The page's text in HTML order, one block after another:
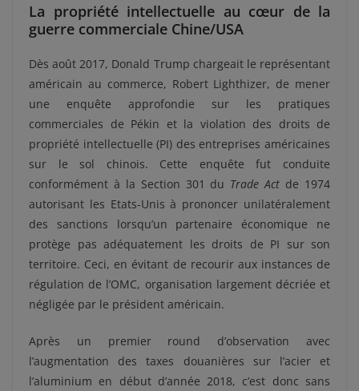
La propriété intellectuelle au cœur de la
guerre commerciale Chine/USA
Dès août 2017, Donald Trump chargeait le représentant
américain au commerce, Robert Lighthizer, de mener
une enquête approfondie sur les pratiques
commerciales de Pékin et la violation des droits de
propriété intellectuelle (PI) des entreprises américaines
sur le sol chinois. Cette enquête fut conduite
conformément à la Section 301 du Trade Act de 1974
autorisant les Etats-Unis à prononcer unilatéralement
des sanctions lorsqu’un partenaire économique ne
protège pas adéquatement les droits de PI sur son
territoire. Ceci, en évitant de recourir aux instances de
régulation de l’OMC, organisation largement décriée et
négligée par le président américain.
Après un premier round d’observation avec
l’augmentation des taxes douanières sur l’acier et
l’aluminium en début d’année 2018, c’est donc sans